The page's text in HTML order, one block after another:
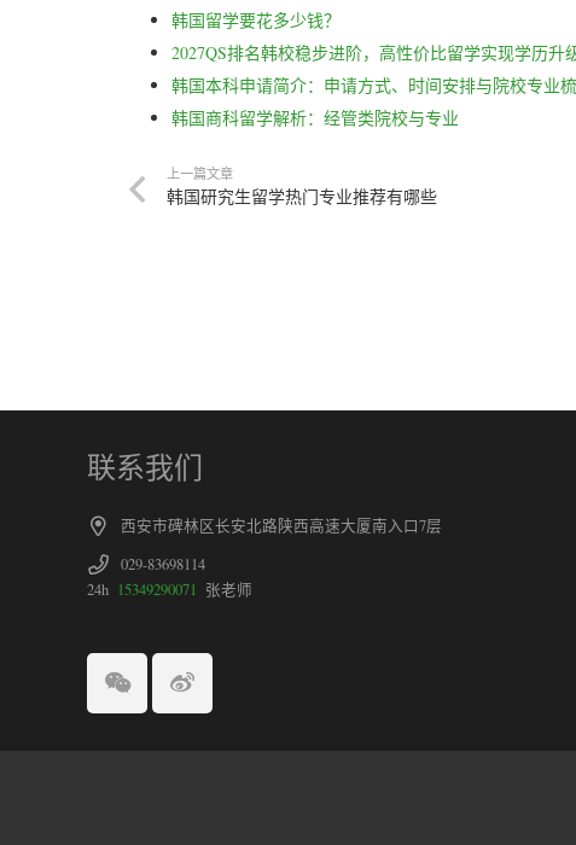
韩国留学要花多少钱？
2027QS排名韩校稳步进阶，高性价比留学实现学历升
韩国本科申请简介：申请方式、时间安排与院校专业
韩国商科留学解析：经管类院校与专业
上一篇文章
韩国研究生留学热门专业推荐有哪些
联系我们
西安市碑林区长安北路陕西高速大厦南入口7层
029-83698114
24h 15349290071 张老师